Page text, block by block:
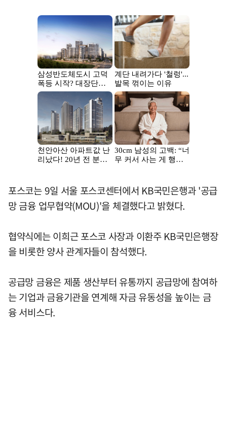
포스코는 9일 서울 포스코센터에서 KB국민은행과 '공급
망 금융 업무협약(MOU)'을 체결했다고 밝혔다.
협약식에는 이희근 포스코 사장과 이환주 KB국민은행장
을 비롯한 양사 관계자들이 참석했다.
공급망 금융은 제품 생산부터 유통까지 공급망에 참여하
는 기업과 금융기관을 연계해 자금 유동성을 높이는 금
융 서비스다.